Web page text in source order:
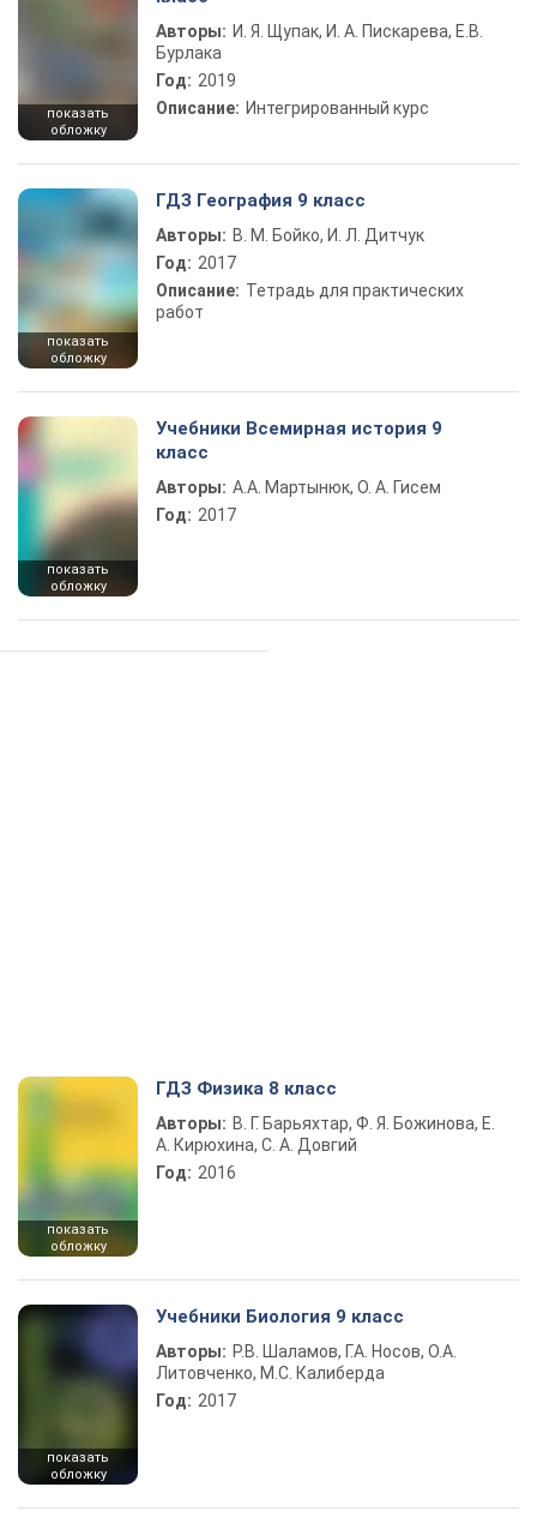
показать
обложку
Авторы: И. Я. Щупак, И. А. Пискарева, Е.В.
Бурлака
Год: 2019
Описание: Интегрированный курс
показать
обложку
ГДЗ География 9 класс
Авторы: В. М. Бойко, И. Л. Дитчук
Год: 2017
Описание: Тетрадь для практических
работ
показать
обложку
Учебники Всемирная история 9
класс
Авторы: А.А. Мартынюк, О. А. Гисем
Год: 2017
показать
обложку
ГДЗ Физика 8 класс
Авторы: В. Г. Барьяхтар, Ф. Я. Божинова, Е.
А. Кирюхина, С. А. Довгий
Год: 2016
показать
обложку
Учебники Биология 9 класс
Авторы: Р.В. Шаламов, Г.А. Носов, О.А.
Литовченко, М.С. Калиберда
Год: 2017